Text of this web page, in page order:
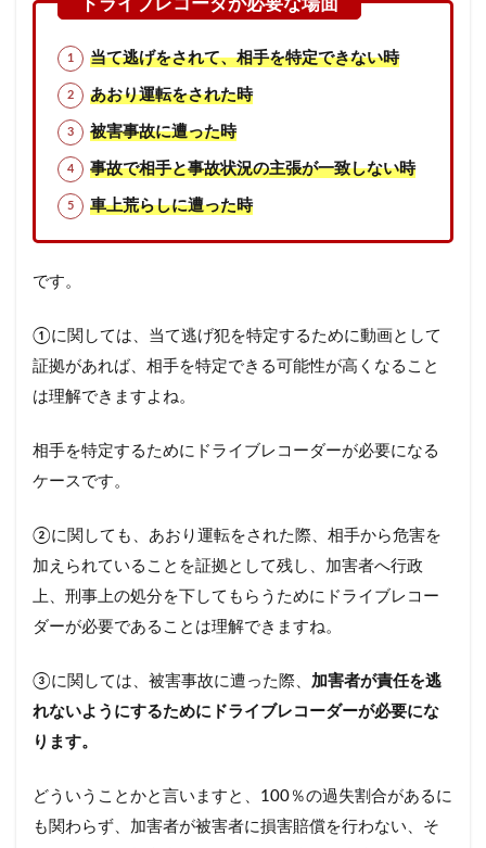
当て逃げをされて、相手を特定できない時
あおり運転をされた時
被害事故に遭った時
事故で相手と事故状況の主張が一致しない時
車上荒らしに遭った時
です。
①に関しては、当て逃げ犯を特定するために動画として
証拠があれば、相手を特定できる可能性が高くなること
は理解できますよね。
相手を特定するためにドライブレコーダーが必要になる
ケースです。
②に関しても、あおり運転をされた際、相手から危害を
加えられていることを証拠として残し、加害者へ行政
上、刑事上の処分を下してもらうためにドライブレコー
ダーが必要であることは理解できますね。
③に関しては、被害事故に遭った際、 加害者が責任を逃
れないようにするためにドライブレコーダーが必要にな
ります。
どういうことかと言いますと、100％の過失割合があるに
も関わらず、加害者が被害者に損害賠償を行わない、そ